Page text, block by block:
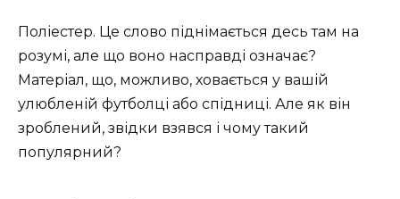
Поліестер. Це слово піднімається десь там на
розумі, але що воно насправді означає?
Матеріал, що, можливо, ховається у вашій
улюбленій футболці або спідниці. Але як він
зроблений, звідки взявся і чому такий
популярний?